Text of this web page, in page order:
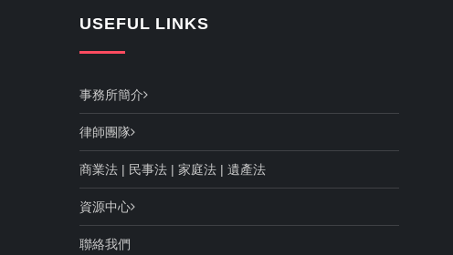
USEFUL LINKS
事務所簡介
律師團隊
商業法 | 民事法 | 家庭法 | 遺產法
資源中心
聯絡我們